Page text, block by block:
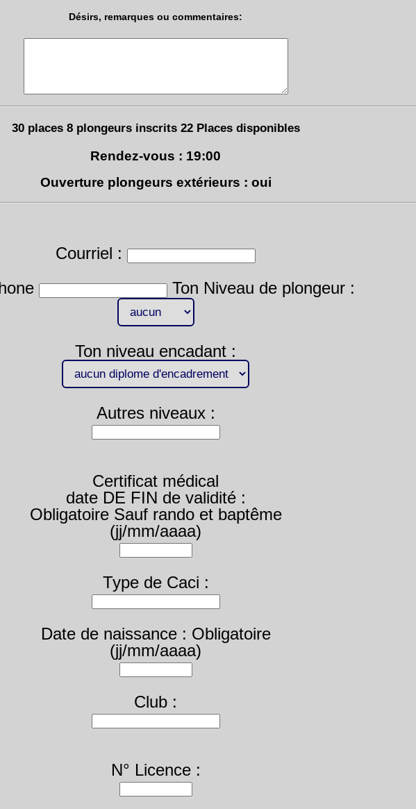
Désirs, remarques ou commentaires:
30 places 8 plongeurs inscrits 22 Places disponibles
Rendez-vous : 19:00
Ouverture plongeurs extérieurs : oui
Courriel :
Ton Niveau de plongeur :
Ton niveau encadant :
Autres niveaux :
Certificat médical
date DE FIN de validité :
Obligatoire Sauf rando et baptême
(jj/mm/aaaa)
Type de Caci :
Date de naissance : Obligatoire
(jj/mm/aaaa)
Club :
N° Licence :